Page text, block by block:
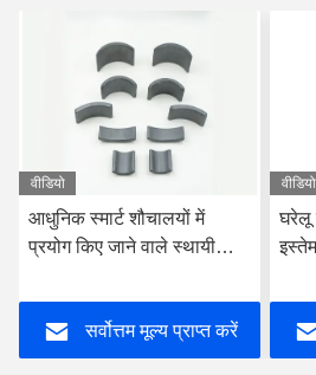
वीडियो
आधुनिक स्मार्ट शौचालयों में
प्रयोग किए जाने वाले स्थायी
फेराइट चुंबक
सर्वोत्तम मूल्य प्राप्त करें
वीडियो
घरेलू